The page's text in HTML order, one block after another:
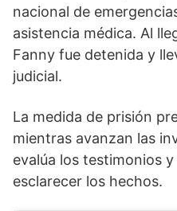
nacional de
asistencia médica. Al
Fanny fue detenida y
judicial.
La medida de prisión
mientras avanzan las
evalúa los testimonios
esclarecer los hechos.